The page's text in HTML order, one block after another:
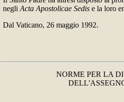
negli Acta Apostolicae Sedis e la loro
Dal Vaticano, 26 maggio 1992.
NORME PER LA